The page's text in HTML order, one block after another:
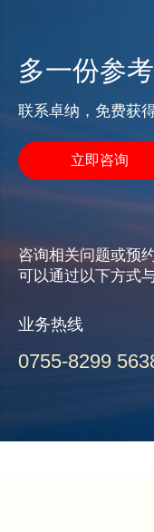
多一份参
联系卓纳，免费获
立即咨询
咨询相关问题或预
可以通过以下方式
业务热线
0755-8299